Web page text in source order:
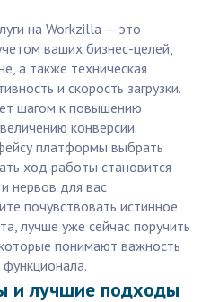
на Workzilla — это
ваших бизнес-целей,
а также техническая
и скорость загрузки.
шагом к повышению
конверсии.
платформы выбрать
ход работы становится
нервов для вас
почувствовать истинное
лучше уже сейчас поручить
понимают важность
и лучшие подходы